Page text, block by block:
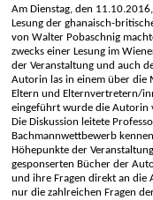
Am Dienstag, den
Lesung der ghanaisch-
von Walter Pobaschnig
zwecks einer Lesung im
der Veranstaltung und auch
Autorin las in einem über die
Eltern und Elternvertretern/
eingeführt wurde die Autorin
Die Diskussion leitete
Bachmannwettbewerb
Höhepunkte der
gesponserten Bücher der
und ihre Fragen direkt an die
nur die zahlreichen Fragen